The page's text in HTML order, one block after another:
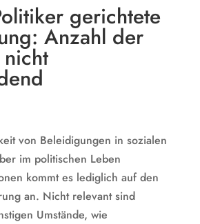
gerichtete
Anzahl der
von Beleidigungen in sozialen
im politischen Leben
kommt es lediglich auf den
an. Nicht relevant sind
Umstände, wie